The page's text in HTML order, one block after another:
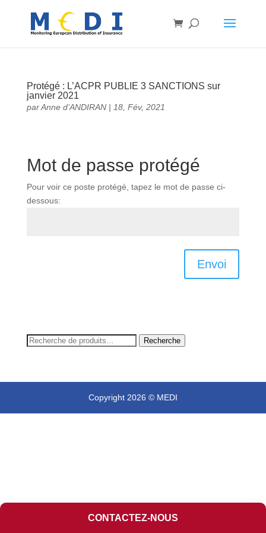
Protégé : L’ACPR PUBLIE 3 SANCTIONS sur
janvier 2021
parAnne d’ANDIRAN| 18, Fév, 2021
Mot de passe protégé
Pour voir ce poste protégé, tapez le mot de passe ci-
dessous:
Envoi
Recherche
Recherche
Copyright 2026 © MEDI
CONTACTEZ-NOUS